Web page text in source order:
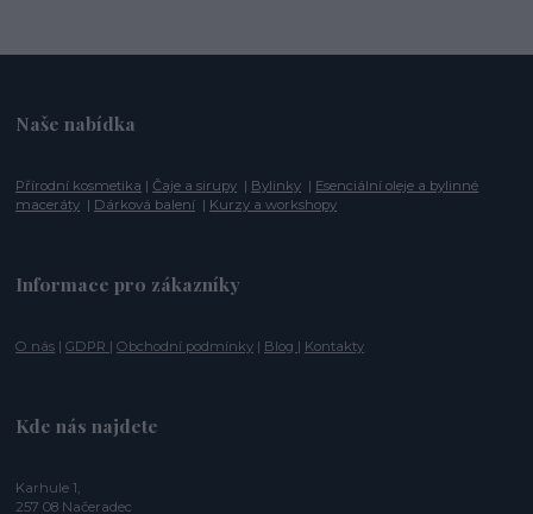
Naše nabídka
Přírodní kosmetika |Čaje a sirupy | Bylinky | Esenciální oleje a bylinné
maceráty | Dárková balení | Kurzy a workshopy
Informace pro zákazníky
O nás |GDPR |Obchodní podmínky | Blog | Kontakty
Kde nás najdete
Karhule 1,
257 08 Načeradec